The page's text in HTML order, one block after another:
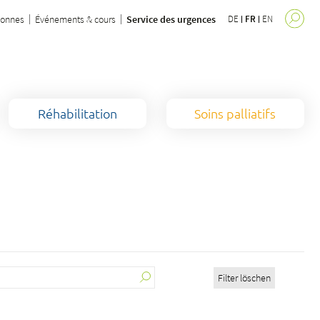
Événements & cours Service des urgences DE FR EN
Réhabilitation Soins palliatifs
Filter löschen